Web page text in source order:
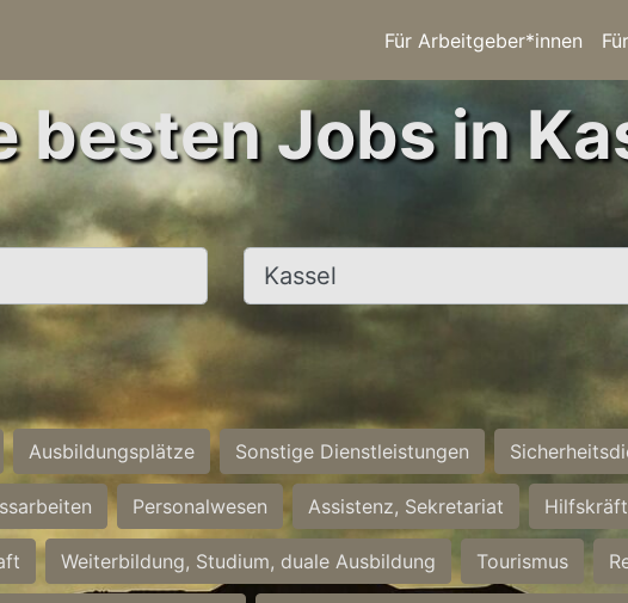
Für Arbeitgeber*innen
besten Jobs in
Ort, Stadt
Ausbildungsplätze Sonstige Dienstleistungen
Personalwesen Assistenz, Sekretariat
Weiterbildung, Studium, duale Ausbildung Tourismus